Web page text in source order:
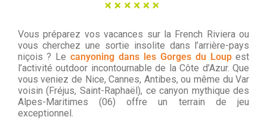
Vous préparez vos vacances sur la French Riviera ou
vous cherchez une sortie insolite dans l’arrière-pays
niçois ? Lecanyoning dans les Gorges du Loupest
l’activité outdoor incontournable de la Côte d’Azur. Que
vous veniez de Nice, Cannes, Antibes, ou même du Var
voisin (Fréjus, Saint-Raphaël), ce canyon mythique des
Alpes-Maritimes (06) offre un terrain de jeu
exceptionnel.